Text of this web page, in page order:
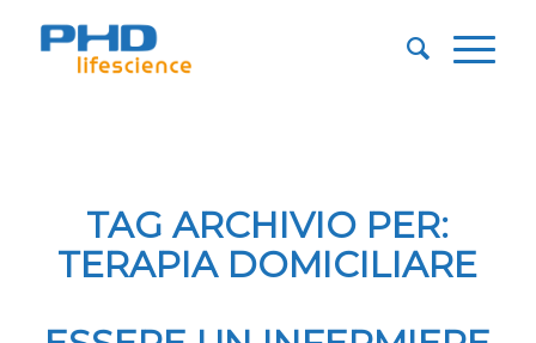
TAG ARCHIVIO PER:
TERAPIA DOMICILIARE